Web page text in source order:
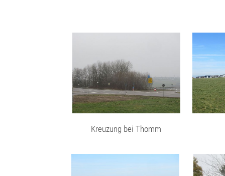
Kreuzung bei Thomm